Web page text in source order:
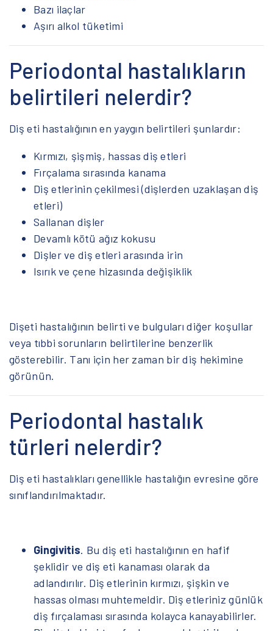
Bazı ilaçlar
Aşırı alkol tüketimi
Periodontal hastalıkların
belirtileri nelerdir?
Diş eti hastalığının en yaygın belirtileri şunlardır:
Kırmızı, şişmiş, hassas diş etleri
Fırçalama sırasında kanama
Diş etlerinin çekilmesi (dişlerden uzaklaşan diş
etleri)
Sallanan dişler
Devamlı kötü ağız kokusu
Dişler ve diş etleri arasında irin
Isırık ve çene hizasında değişiklik
Dişeti hastalığının belirti ve bulguları diğer koşullar
veya tıbbi sorunların belirtilerine benzerlik
gösterebilir. Tanı için her zaman bir diş hekimine
görünün.
Periodontal hastalık
türleri nelerdir?
Diş eti hastalıkları genellikle hastalığın evresine göre
sınıflandırılmaktadır.
Gingivitis. Bu diş eti hastalığının en hafif
şeklidir ve diş eti kanaması olarak da
adlandırılır. Diş etlerinin kırmızı, şişkin ve
hassas olması muhtemeldir. Diş etleriniz günlük
diş fırçalaması sırasında kolayca kanayabilirler.